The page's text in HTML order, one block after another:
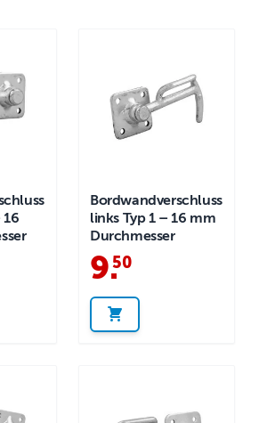
16
Bordwandverschluss
links Typ 1 – 16 mm
Durchmesser
9.
50